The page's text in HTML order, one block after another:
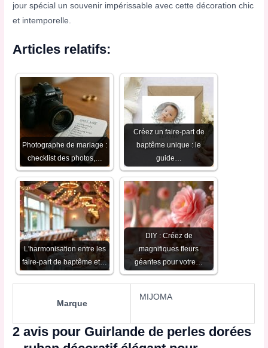
jour spécial un souvenir impérissable avec cette décoration chic
et intemporelle.
Articles relatifs:
Photographe de mariage :
checklist des photos,…
Créez un faire-part de
baptême unique : le
guide…
L'harmonisation entre les
faire-part de baptême et…
DIY : Créez de
magnifiques fleurs
géantes pour votre…
Marque
MIJOMA
2 avis pour Guirlande de perles dorées